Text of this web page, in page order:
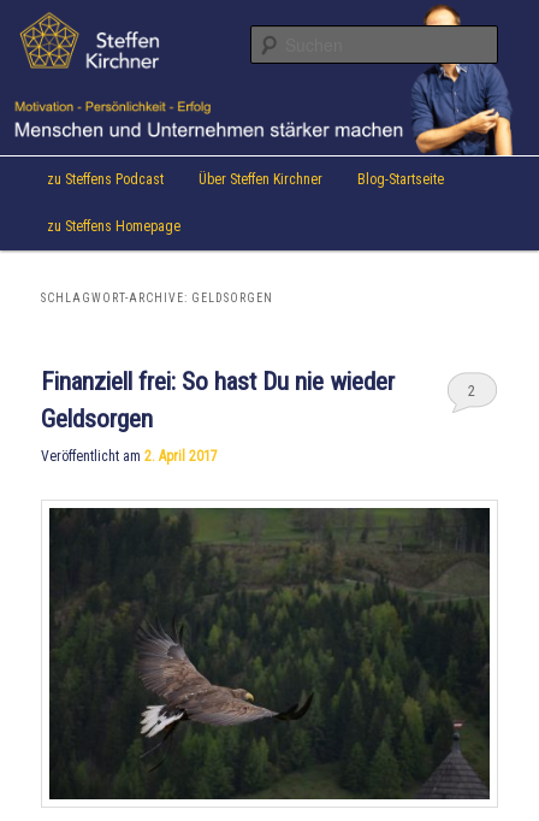
Inhalt
wechseln
sekundären
Inhalt
Steffen Kirchner Blog
Aktuelles von Speaker & Motivationstrainer Steffen Kirchner
Hauptmenü
zu Steffens Podcast Über Steffen Kirchner Blog-Startseite
zu Steffens Homepage
SCHLAGWORT-ARCHIVE: GELDSORGEN
Finanziell frei: So hast Du nie wieder
Geldsorgen
Veröffentlicht am2. April 2017
2